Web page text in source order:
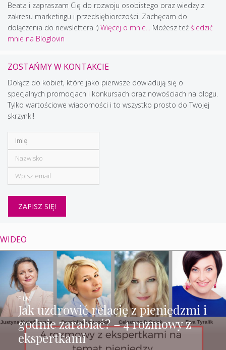
Beata i zapraszam Cię do rozwoju osobistego oraz wiedzy z
zakresu marketingu i przedsiębiorczości. Zachęcam do
dołączenia do newslettera :) Więcej o mnie... Możesz też śledzić
mnie na Bloglovin
ZOSTAŃMY W KONTAKCIE
Dołącz do kobiet, które jako pierwsze dowiadują się o
specjalnych promocjach i konkursach oraz nowościach na blogu.
Tylko wartościowe wiadomości i to wszystko prosto do Twojej
skrzynki!
WIDEO
Jak uzdrowić relację z pieniędzmi i
godnie zarabiać? – 4 rozmowy z
ekspertkami
FILM